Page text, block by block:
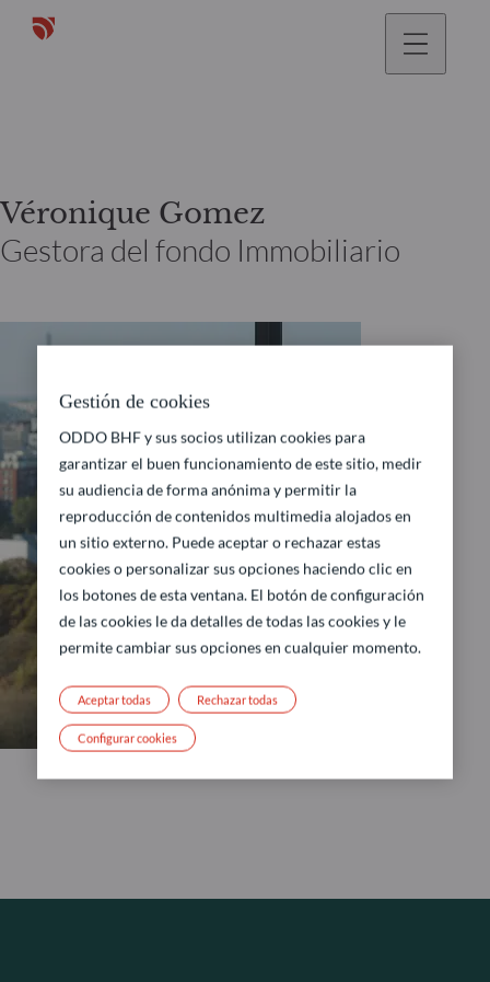
Véronique Gomez
Gestora del fondo Immobiliario
Gestión de cookies
ODDO BHF y sus socios utilizan cookies para
garantizar el buen funcionamiento de este sitio, medir
su audiencia de forma anónima y permitir la
reproducción de contenidos multimedia alojados en
un sitio externo. Puede aceptar o rechazar estas
cookies o personalizar sus opciones haciendo clic en
los botones de esta ventana. El botón de configuración
de las cookies le da detalles de todas las cookies y le
permite cambiar sus opciones en cualquier momento.
Rechazar todas
Aceptar todas
Configurar cookies